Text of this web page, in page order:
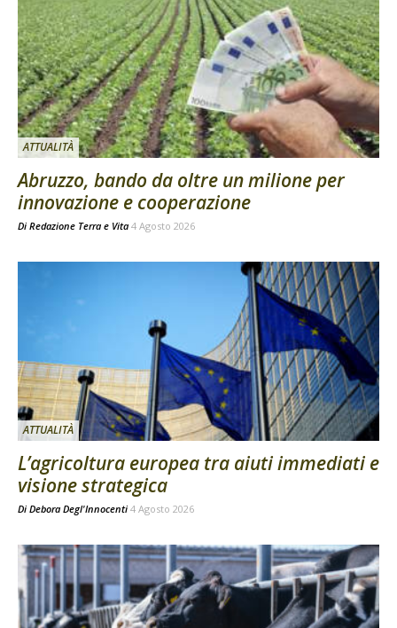
ATTUALITÀ
Abruzzo, bando da oltre un milione per
innovazione e cooperazione
Di Redazione Terra e Vita 4 Agosto 2026
ATTUALITÀ
L’agricoltura europea tra aiuti immediati e
visione strategica
Di Debora Degl'Innocenti 4 Agosto 2026